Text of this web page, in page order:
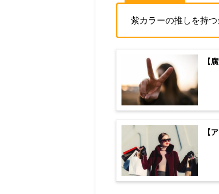
紫カラーの推しを持
【
【